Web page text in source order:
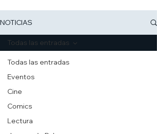
NOTICIAS
Todas las entradas
Eventos
Cine
Comics
Lectura
Todas las entradas